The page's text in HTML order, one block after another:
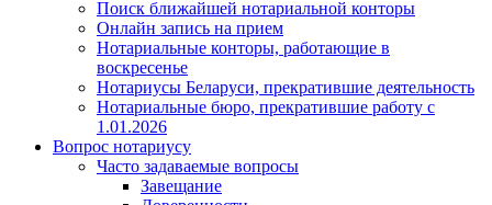
Поиск ближайшей нотариальной конторы
Онлайн запись на прием
Нотариальные конторы, работающие в
воскресенье
Нотариусы Беларуси, прекратившие деятельность
Нотариальные бюро, прекратившие работу с
1.01.2026
Вопрос нотариусу
Часто задаваемые вопросы
Завещание